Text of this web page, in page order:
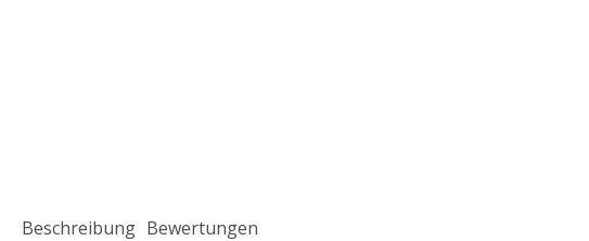
Beschreibung Bewertungen